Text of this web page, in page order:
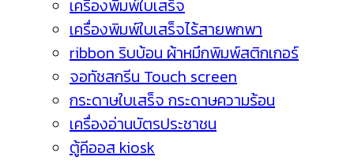
เครื่องพิมพ์ใบเสร็จ
เครื่องพิมพ์ใบเสร็จไร้สายพกพา
ribbon ริบบ้อน ผ้าหมึกพิมพ์สติกเกอร์
จอทัชสกรีน Touch screen
กระดาษใบเสร็จ กระดาษความร้อน
เครื่องอ่านบัตรประชาชน
ตู้คีออส kiosk